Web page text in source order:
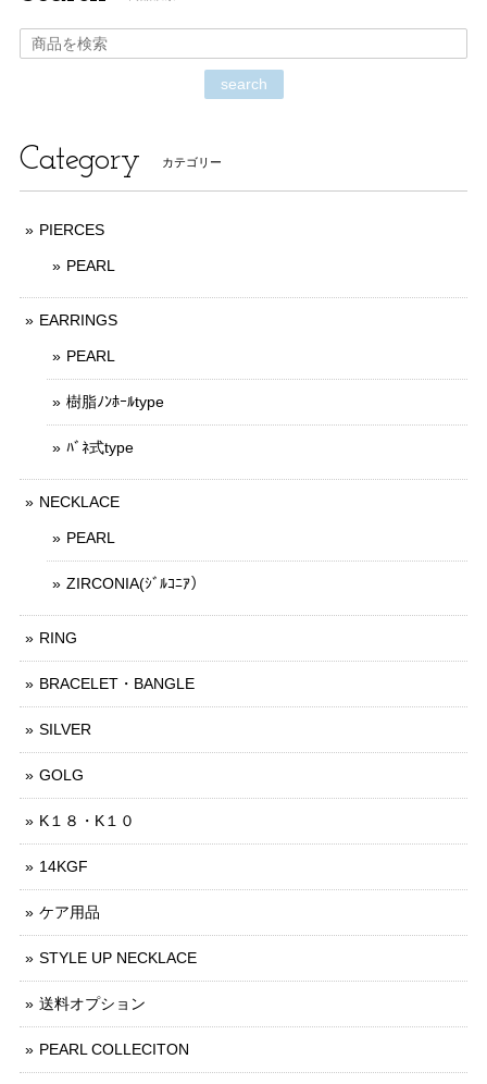
search
Category カテゴリー
PIERCES
PEARL
EARRINGS
PEARL
樹脂ﾉﾝﾎｰﾙtype
ﾊﾞﾈ式type
NECKLACE
PEARL
ZIRCONIA(ｼﾞﾙｺﾆｱ）
RING
BRACELET・BANGLE
SILVER
GOLG
K１８・K１０
14KGF
ケア用品
STYLE UP NECKLACE
送料オプション
PEARL COLLECITON